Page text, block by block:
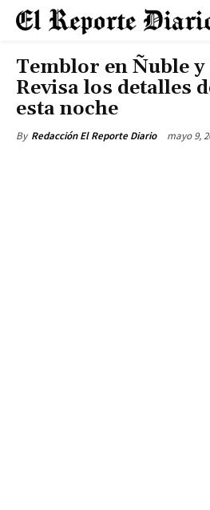
Temblor en Ñuble
Revisa los detalles
esta noche
By Redacción El Reporte Diario mayo 9,